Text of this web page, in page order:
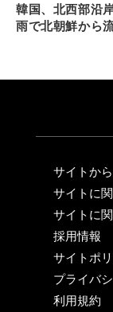
韓国、北西部沿
雨で北朝鮮から
サイトか
サイトに
サイトに
採用情報
サイトポ
プライバ
利用規約